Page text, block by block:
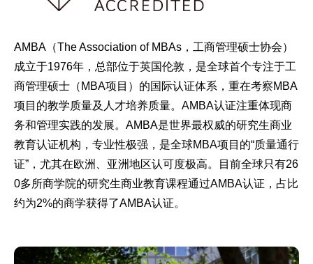
AMBA（The Association of MBAs，工商管理硕士协会）
成立于1976年，总部位于英国伦敦，是全球首个专注于工
商管理硕士（MBA项目）的国际认证体系，重在考察MBA
项目的教学质量及人才培养质量。AMBA认证注重体现商
务和管理实践的发展。AMBA是世界最权威的研究生商业
教育认证机构，专业性极强，是全球MBA项目的“质量通行
证”，尤其在欧洲、亚洲地区认可度极高。目前全球只有26
0多所商学院的研究生商业教育课程通过AMBA认证，占比
约为2%的商学获得了AMBA认证。